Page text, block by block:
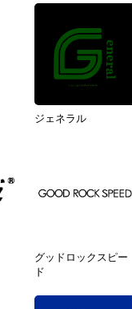
ジェネラル
グッドロックスピー
ド